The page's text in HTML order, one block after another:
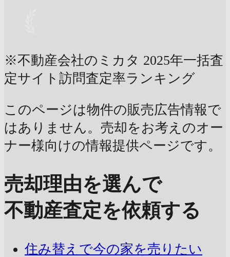
※不動産会社のミカタ 2025年一括査
定サイト訪問査定率ランキング
このページは物件の販売広告情報で
はありません。売却をお考えのオー
ナー様向けの情報提供ページです。
売却理由を選んで
不動産査定を依頼する
住み替えで今の家を売りたい